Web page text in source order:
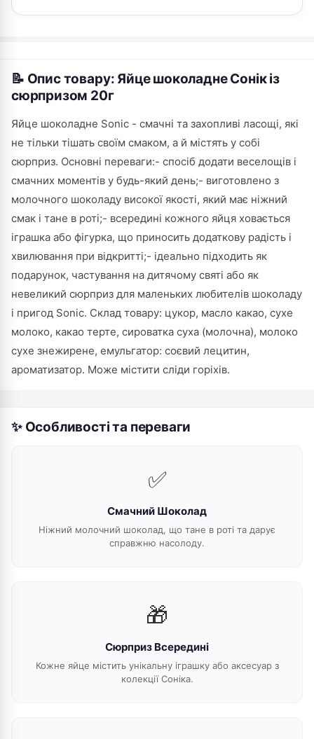
📝 Опис товару: Яйце шоколадне Сонік із
сюрпризом 20г
Яйце шоколадне Sonic - смачні та захопливі ласощі, які
не тільки тішать своїм смаком, а й містять у собі
сюрприз. Основні переваги:- спосіб додати веселощів і
смачних моментів у будь-який день;- виготовлено з
молочного шоколаду високої якості, який має ніжний
смак і тане в роті;- всередині кожного яйця ховається
іграшка або фігурка, що приносить додаткову радість і
хвилювання при відкритті;- ідеально підходить як
подарунок, частування на дитячому святі або як
невеликий сюрприз для маленьких любителів шоколаду
і пригод Sonic. Склад товару: цукор, масло какао, сухе
молоко, какао терте, сироватка суха (молочна), молоко
сухе знежирене, емульгатор: соєвий лецитин,
ароматизатор. Може містити сліди горіхів.
✨ Особливості та переваги
✅
Смачний Шоколад
Ніжний молочний шоколад, що тане в роті та дарує
справжню насолоду.
🎁
Сюрприз Всередині
Кожне яйце містить унікальну іграшку або аксесуар з
колекції Соніка.